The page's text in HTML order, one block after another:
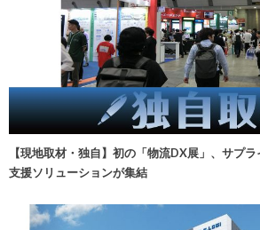
【現地取材・独自】初の「物流DX展」、サプ
支援ソリューションが集結